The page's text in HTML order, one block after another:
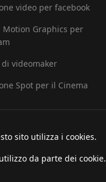
video per facebook
Motion Graphics per
di videomaker
Spot per il Cinema
sito utilizza i cookies.
da parte dei cookie.